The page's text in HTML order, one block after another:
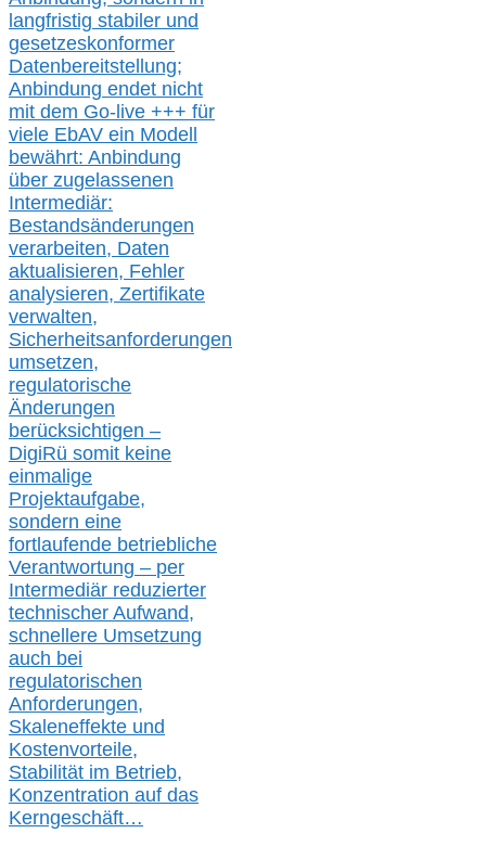
langfristig stabiler und
gesetzeskonformer
Datenbereitstellung;
Anbindung endet nicht
mit dem Go-live +++ für
viele EbAV ein Modell
bewährt: Anbindung
über zugelassenen
Intermediär:
Bestandsänderungen
verarbeiten, Daten
aktualisieren, Fehler
analysieren, Zertifikate
verwalten,
Sicherheitsanforderungen
umsetzen,
regulatorische
Änderungen
berücksichtigen –
DigiRü somit keine
einmalige
Projektaufgabe,
sondern eine
fortlaufende betriebliche
Verantwortung – per
Intermediär reduzierter
technischer Aufwand,
schnellere Umsetzung
auch bei
regulatorischen
Anforderungen,
Skaleneffekte und
Kostenvorteile,
Stabilität im Betrieb,
Konzentration auf das
Kerngeschäft…